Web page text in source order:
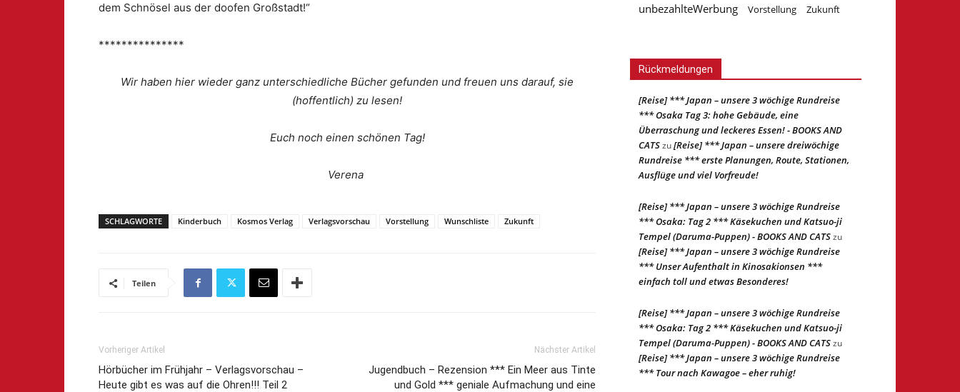
dem Schnösel aus der doofen Großstadt!“
***************
Wir haben hier wieder ganz unterschiedliche Bücher gefunden und freuen uns darauf, sie
(hoffentlich) zu lesen!
Euch noch einen schönen Tag!
Verena
SCHLAGWORTE Kinderbuch Kosmos Verlag Verlagsvorschau Vorstellung Wunschliste Zukunft
Teilen
Vorheriger Artikel
Hörbücher im Frühjahr – Verlagsvorschau –
Heute gibt es was auf die Ohren!!! Teil 2
Nächster Artikel
Jugendbuch – Rezension *** Ein Meer aus Tinte
und Gold *** geniale Aufmachung und eine
unbezahlteWerbung Vorstellung Zukunft
Rückmeldungen
[Reise] *** Japan – unsere 3 wöchige Rundreise
*** Osaka Tag 3: hohe Gebäude, eine
Überraschung und leckeres Essen! - BOOKS AND
CATSzu[Reise] *** Japan – unsere dreiwöchige
Rundreise *** erste Planungen, Route, Stationen,
Ausflüge und viel Vorfreude!
[Reise] *** Japan – unsere 3 wöchige Rundreise
*** Osaka: Tag 2 *** Käsekuchen und Katsuo-ji
Tempel (Daruma-Puppen) - BOOKS AND CATSzu
[Reise] *** Japan – unsere 3 wöchige Rundreise
*** Unser Aufenthalt in Kinosakionsen ***
einfach toll und etwas Besonderes!
[Reise] *** Japan – unsere 3 wöchige Rundreise
*** Osaka: Tag 2 *** Käsekuchen und Katsuo-ji
Tempel (Daruma-Puppen) - BOOKS AND CATSzu
[Reise] *** Japan – unsere 3 wöchige Rundreise
*** Tour nach Kawagoe – eher ruhig!